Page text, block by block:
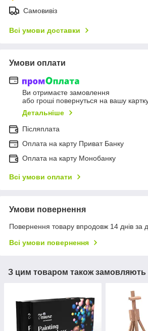
Самовивіз
Всі умови доставки
Умови оплати
Ви отримаєте замовлення
або гроші повернуться на вашу
Детальніше
Післяплата
Оплата на карту Приват Банку
Оплата на карту Монобанку
Всі умови оплати
Умови повернення
Повернення товару впродовж 14 днів за
Всі умови повернення
З цим товаром також замовляють